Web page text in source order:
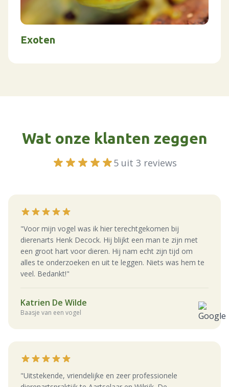
Exoten
Wat onze klanten zeggen
5 uit 3 reviews
"Voor mijn vogel was ik hier terechtgekomen bij
dierenarts Henk Decock. Hij blijkt een man te zijn met
een groot hart voor dieren. Hij nam echt zijn tijd om
alles te onderzoeken en uit te leggen. Niets was hem te
veel. Bedankt!"
Katrien De Wilde
Baasje van een vogel
"Uitstekende, vriendelijke en zeer professionele